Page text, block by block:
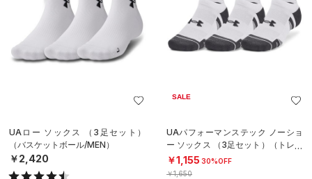
UAロー ソックス （3足セット）
（バスケットボール/MEN）
￥2,420
SALE
UAパフォーマンステック ノーショ
ー ソックス （3足セット）（トレー
ニング/UNISEX）
￥1,155 30%OFF
￥1,650